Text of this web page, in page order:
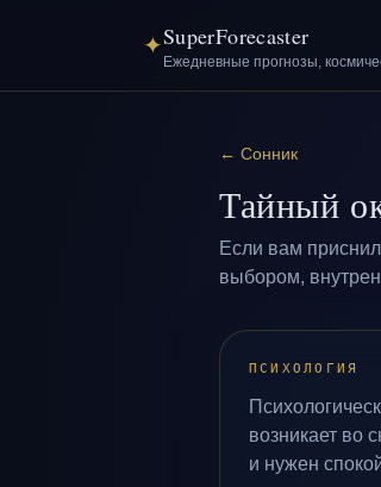
✦SuperForecaster
Ежедневные прогнозы,
← Сонник
Тайный
Если вам
выбором,
ПСИХОЛОГИЯ
возникает во
и нужен